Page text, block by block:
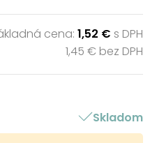
cena: 1,52 € s DPH
1,45 € bez DPH
Skladom